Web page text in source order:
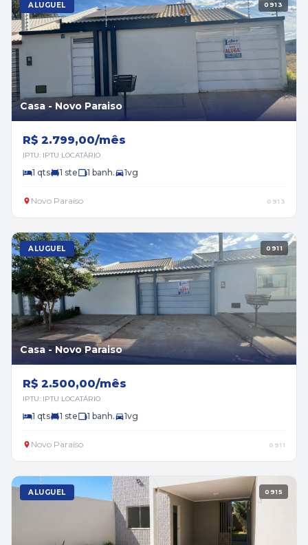
ALUGUEL 0913
Casa - Novo Paraiso
R$ 2.799,00/mês
IPTU: IPTU LOCATÁRIO
1 qts 1 ste 1 banh. 1vg
Novo Paraíso 0913
ALUGUEL 0911
Casa - Novo Paraiso
R$ 2.500,00/mês
IPTU: IPTU LOCATÁRIO
1 qts 1 ste 1 banh. 1vg
Novo Paraíso 0911
ALUGUEL 0915